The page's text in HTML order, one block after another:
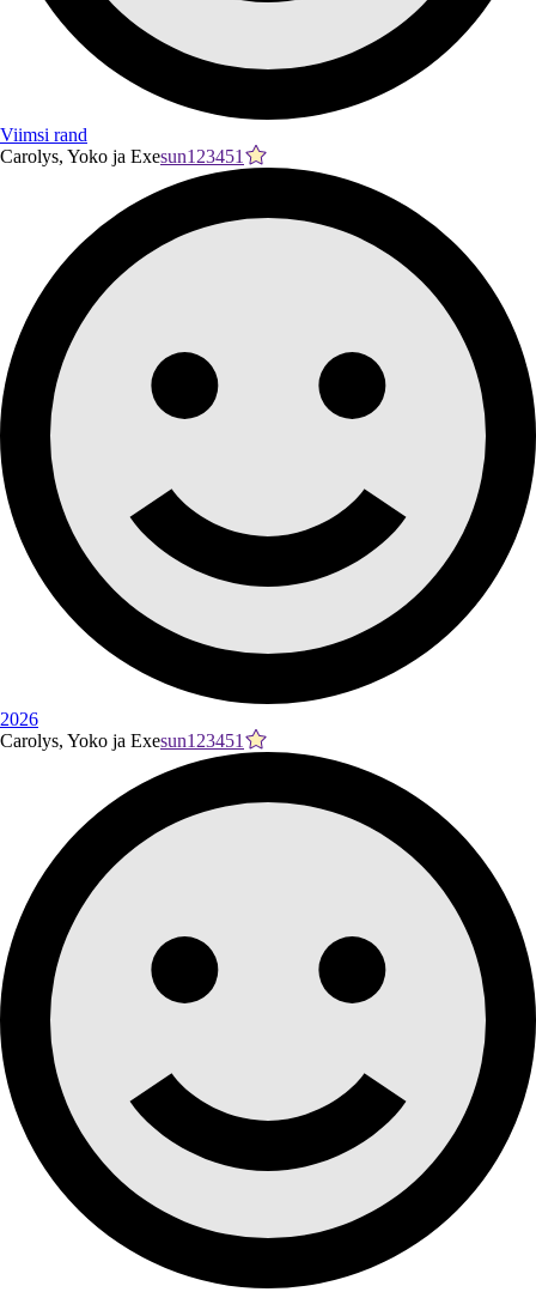
Viimsi rand
Carolys, Yoko ja Exesun123451
2026
Carolys, Yoko ja Exesun123451